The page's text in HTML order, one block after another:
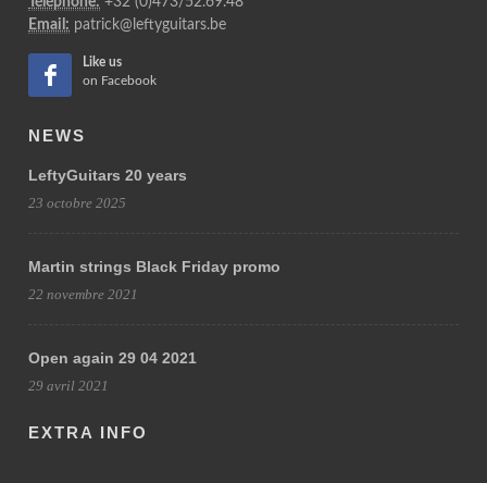
Email: patrick@leftyguitars.be
Like us
on Facebook
NEWS
LeftyGuitars 20 years
23 octobre 2025
Martin strings Black Friday promo
22 novembre 2021
Open again 29 04 2021
29 avril 2021
EXTRA INFO